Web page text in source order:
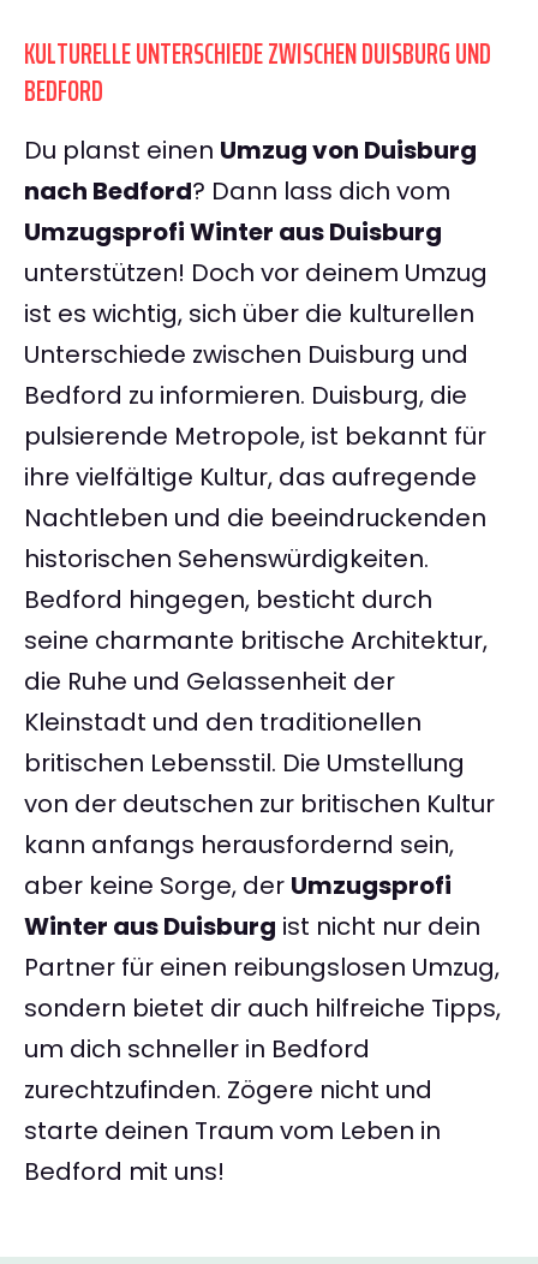
KULTURELLE UNTERSCHIEDE ZWISCHEN DUISBURG UND
BEDFORD
Du planst einen Umzug von Duisburg
nach Bedford? Dann lass dich vom
Umzugsprofi Winter aus Duisburg
unterstützen! Doch vor deinem Umzug
ist es wichtig, sich über die kulturellen
Unterschiede zwischen Duisburg und
Bedford zu informieren. Duisburg, die
pulsierende Metropole, ist bekannt für
ihre vielfältige Kultur, das aufregende
Nachtleben und die beeindruckenden
historischen Sehenswürdigkeiten.
Bedford hingegen, besticht durch
seine charmante britische Architektur,
die Ruhe und Gelassenheit der
Kleinstadt und den traditionellen
britischen Lebensstil. Die Umstellung
von der deutschen zur britischen Kultur
kann anfangs herausfordernd sein,
aber keine Sorge, der Umzugsprofi
Winter aus Duisburg ist nicht nur dein
Partner für einen reibungslosen Umzug,
sondern bietet dir auch hilfreiche Tipps,
um dich schneller in Bedford
zurechtzufinden. Zögere nicht und
starte deinen Traum vom Leben in
Bedford mit uns!